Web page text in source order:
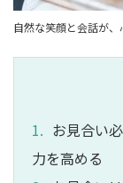
自然な笑顔と会話が、
お見合い
力を高める